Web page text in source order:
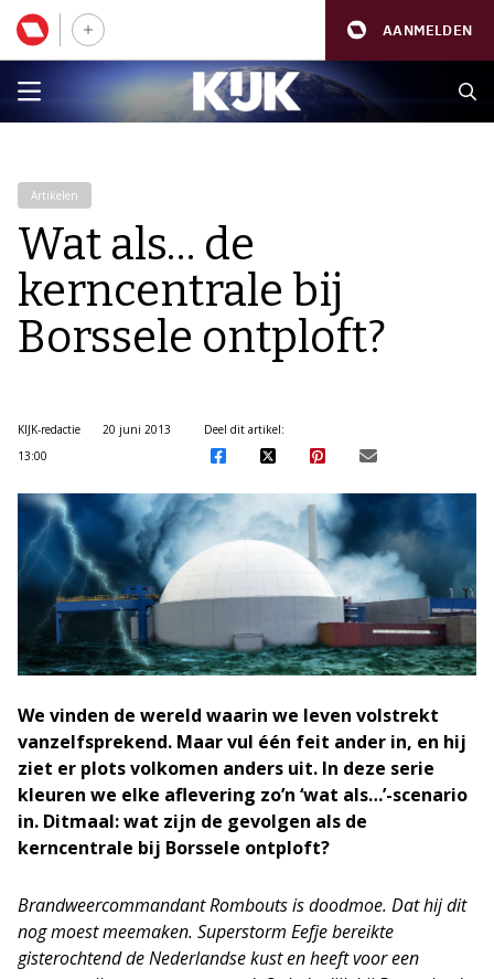
AANMELDEN
Artikelen
Wat als… de
kerncentrale bij
Borssele ontploft?
KIJK-redactie
20 juni 2013
13:00
Deel dit artikel:
We vinden de wereld waarin we leven volstrekt
vanzelfsprekend. Maar vul één feit ander in, en hij
ziet er plots volkomen anders uit. In deze serie
kleuren we elke aflevering zo’n ‘wat als…’-scenario
in. Ditmaal: wat zijn de gevolgen als de
kerncentrale bij Borssele ontploft?
Brandweercommandant Rombouts is doodmoe. Dat hij dit
nog moest meemaken. Superstorm Eefje bereikte
gisterochtend de Nederlandse kust en heeft voor een